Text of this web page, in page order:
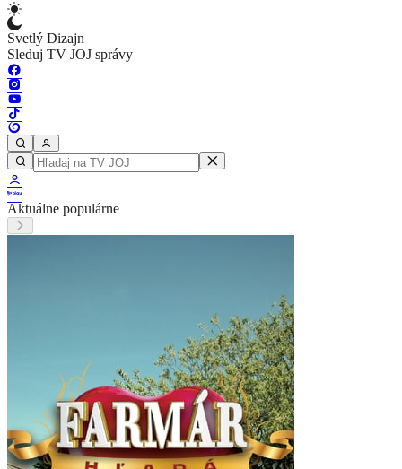
Svetlý Dizajn
Sleduj TV JOJ správy
Aktuálne populárne